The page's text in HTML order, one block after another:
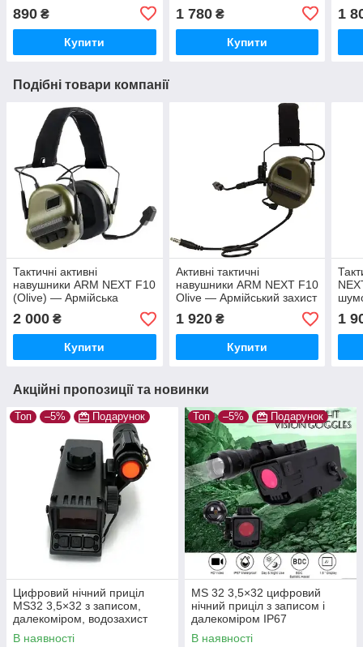
890 ₴
Купити
ремені Камуфляж
1 780₴
Купити
1
Подібні товари компанії
Тактичні активні
навушники ARM NEXT F10
(Olive) — Армійська
гарнітура для стрільби з
інтелектуальним
шумозаглушенням
2 000 ₴
Купити
Активні тактичні
навушники ARM NEXT F10
Olive — Армійський захист
слуху з підсиленням
слабких звуків
1 920₴
Купити
1
Акційні пропозиції та новинки
Топ –5% Подарунок
Цифровий нічний приціл
MS32 3,5×32 з записом,
далекоміром, водозахист
IP67
В наявності
Топ –5% Подарунок
MS 32 3,5×32 цифровий
нічний приціл з записом і
далекоміром IP67
В наявності